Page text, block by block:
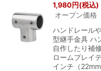
1,980円(税込)
オープン価格
ハンドレール
型継手金具 ハ
自作したり補
ロームプレイ
インチ（